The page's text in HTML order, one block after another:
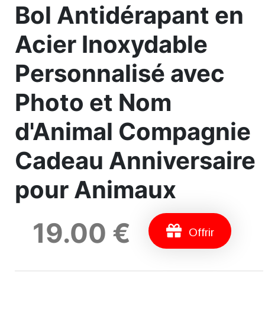
Bol Antidérapant en
Acier Inoxydable
Personnalisé avec
Photo et Nom
d'Animal Compagnie
Cadeau Anniversaire
pour Animaux
19.00 € Offrir